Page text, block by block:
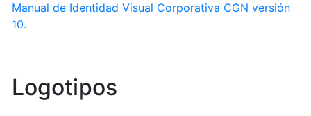
Manual de Identidad Visual Corporativa CGN versión
10.
Logotipos